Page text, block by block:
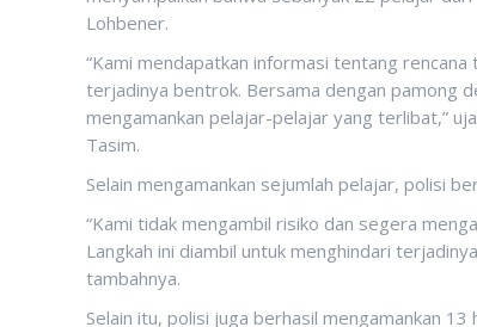
Lohbener.
“Kami mendapatkan informasi tentang
terjadinya bentrok. Bersama dengan pamong
mengamankan pelajar-pelajar yang terlibat,”
Tasim.
Selain mengamankan sejumlah pelajar, polisi
“Kami tidak mengambil risiko dan segera
Langkah ini diambil untuk menghindari
tambahnya.
Selain itu, polisi juga berhasil mengamankan